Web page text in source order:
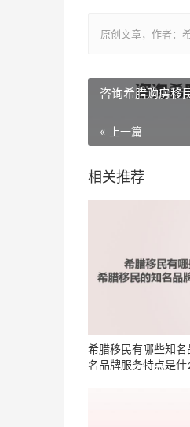
原创文章，作者
咨询希腊购房移
« 上一篇
相关推荐
希腊移民有哪些知
名品牌服务特点是什